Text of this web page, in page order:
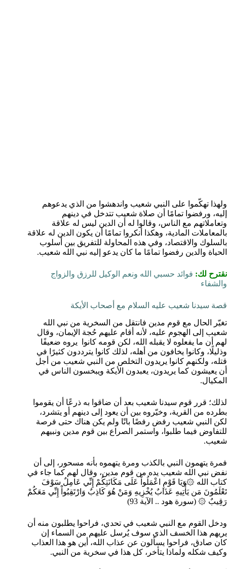
ولهذا تهكّموا على النبي شعيب واندهشوا من الذي يدعوهم
إليه، ورفضوا تمامًا أن صلاة شعيب تتدخل في دينهم
وتعاملاتهم مع الناس، وقالوا له أن الدين ليس له علاقة
بالمعاملات المادية، وهكذا أنكروا تمامًا أن يكون الدين له علاقة
بالسلوك والاقتصاد، وفي هذه المحاولة للتفريق بين أسلوب
الحياة والدين رفضوا تمامًا ما كان يدعو إليه نبي الله شعيب.
نقترح لك: فوائد حسبي الله ونعم الوكيل للرزق والزواج
والشفاء
قصة سيدنا شعيب عليه السلام مع أصحاب الأيكة
تغيّر الحال مع قوم مدين فانتقل من السخرية من نبي الله
شعيب إلى الهجوم عليه، لأنه أقام عليهم حُجة الإيمان، وقال
لهم أن ما يفعلوه لا يقبله الله، لكن قومه كانوا يروه ضعيفًا
وذليلًا، وكانوا يخافون من أهله، لذلك كانوا يترددون كثيرًا في
قتله، ولكنهم كانوا يريدون التخلص من النبي شعيب من أجل
أن يعيشون كما يريدون، يعبدون الأيكة ويبخسون الناس في
المكيال.
لذلك؛ قرر قوم سيدنا شعيب بعد أن ضاقوا به ذرعًا أن يقوموا
بطرده من القرية، وخيّروه بين أن يعود إلى دينهم أو يتشرد،
لكن النبي شعيب رفض رفضًا باتًا ولم يكن هناك حتى فرصة
للتفاوض فيما طلبوا، واستمر الصراع بين قوم مدين ونبيهم
شعيب.
فمرة يتهمون النبي بالكذب ومرة يتهموه بأنه مسحور، إلى أن
نفض نبي الله شعيب يده من قوم مدين، وقال لهم كما جاء في
كتاب الله ۞وَيَا قَوْمِ اعْمَلُواْ عَلَى مَكَانَتِكُمْ إِنِّي عَامِلٌ سَوْفَ
تَعْلَمُونَ مَن يَأْتِيهِ عَذَابٌ يُخْزِيهِ وَمَنْ هُوَ كَاذِبٌ وَارْتَقِبُواْ إِنِّي مَعَكُمْ
رَقِيبٌ ۞ (سورة هود .. الآية 93)
ودخل القوم مع النبي شعيب في تحدي، فراحوا يطلبون منه أن
يريهم هذا الخسف الذي سوف يُرسل عليهم من السماء إن
كان صادق، فراحوا يسألون عن عذاب الله، أين هو هذا العذاب
وكيف شكله ولماذا يتأخر، كل هذا في سخرية من النبي.